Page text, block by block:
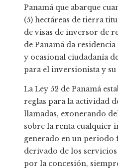
Panamá que abarque
(5) hectáreas de tierra
de visas de inversor de
de Panamá da
y ocasional ciudadanía
para el inversionista y
La Ley 52 de Panamá
reglas para la actividad
llamadas, exonerando
sobre la renta cualquier
generado en un periodo
derivado de los
por la concesión,